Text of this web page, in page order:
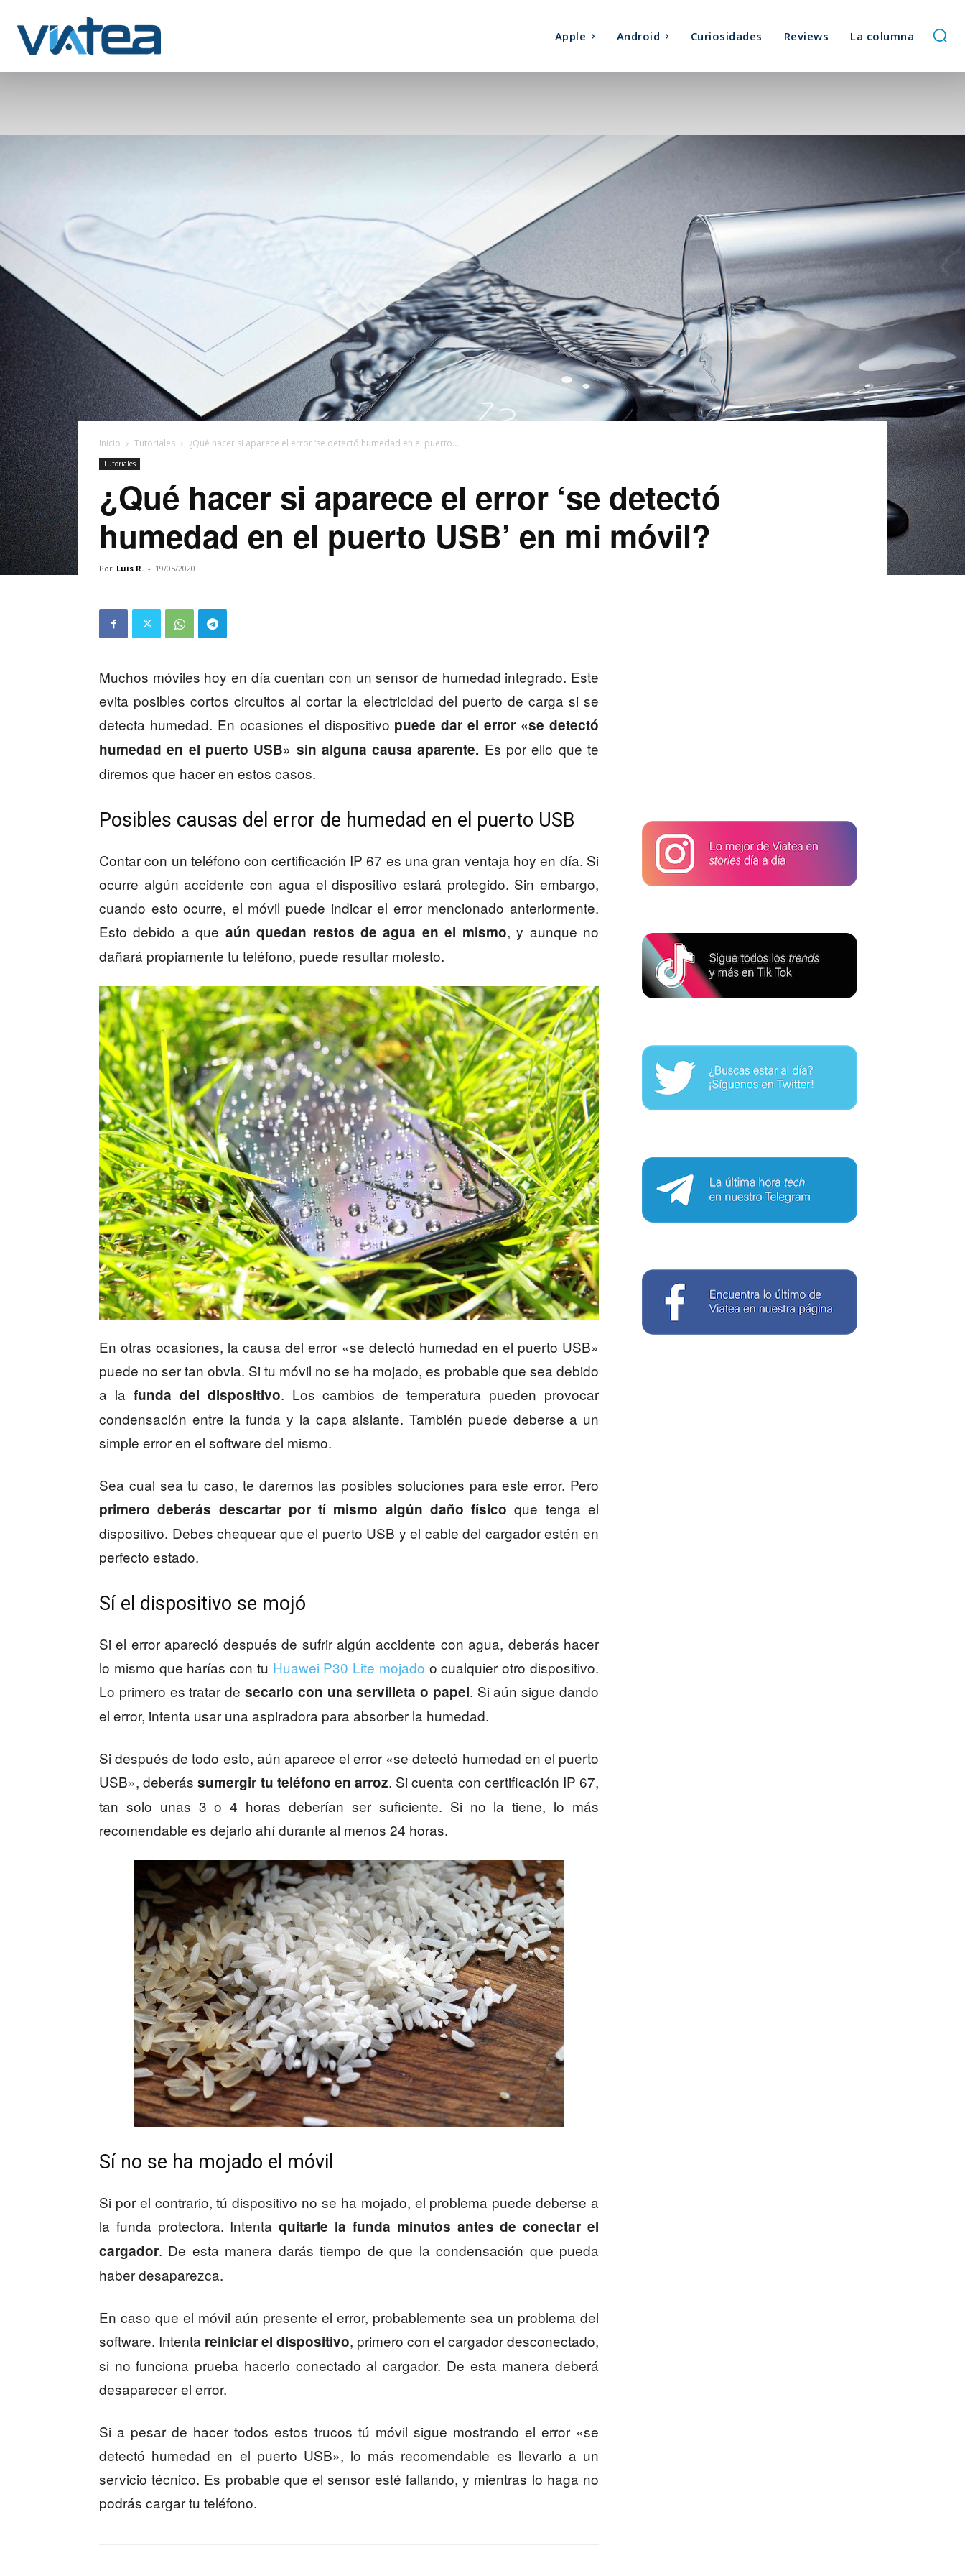
Apple Android Curiosidades Reviews La columna
Inicio Tutoriales ¿Qué hacer si aparece el error ‘se detectó humedad en el puerto...
Tutoriales
¿Qué hacer si aparece el error ‘se detectó
humedad en el puerto USB’ en mi móvil?
Por Luis R. - 19/05/2020
Muchos móviles hoy en día cuentan con un sensor de humedad integrado. Este
evita posibles cortos circuitos al cortar la electricidad del puerto de carga si se
detecta humedad. En ocasiones el dispositivo puede dar el error «se detectó
humedad en el puerto USB» sin alguna causa aparente. Es por ello que te
diremos que hacer en estos casos.
Posibles causas del error de humedad en el puerto USB
Contar con un teléfono con certificación IP 67 es una gran ventaja hoy en día. Si
ocurre algún accidente con agua el dispositivo estará protegido. Sin embargo,
cuando esto ocurre, el móvil puede indicar el error mencionado anteriormente.
Esto debido a que aún quedan restos de agua en el mismo, y aunque no
dañará propiamente tu teléfono, puede resultar molesto.
En otras ocasiones, la causa del error «se detectó humedad en el puerto USB»
puede no ser tan obvia. Si tu móvil no se ha mojado, es probable que sea debido
a la funda del dispositivo. Los cambios de temperatura pueden provocar
condensación entre la funda y la capa aislante. También puede deberse a un
simple error en el software del mismo.
Sea cual sea tu caso, te daremos las posibles soluciones para este error. Pero
primero deberás descartar por tí mismo algún daño físico que tenga el
dispositivo. Debes chequear que el puerto USB y el cable del cargador estén en
perfecto estado.
Sí el dispositivo se mojó
Si el error apareció después de sufrir algún accidente con agua, deberás hacer
lo mismo que harías con tu Huawei P30 Lite mojado o cualquier otro dispositivo.
Lo primero es tratar de secarlo con una servilleta o papel. Si aún sigue dando
el error, intenta usar una aspiradora para absorber la humedad.
Si después de todo esto, aún aparece el error «se detectó humedad en el puerto
USB», deberássumergir tu teléfono en arroz. Si cuenta con certificación IP 67,
tan solo unas 3 o 4 horas deberían ser suficiente. Si no la tiene, lo más
recomendable es dejarlo ahí durante al menos 24 horas.
Sí no se ha mojado el móvil
Si por el contrario, tú dispositivo no se ha mojado, el problema puede deberse a
la funda protectora. Intentaquitarle la funda minutos antes de conectar el
cargador. De esta manera darás tiempo de que la condensación que pueda
haber desaparezca.
En caso que el móvil aún presente el error, probablemente sea un problema del
software. Intenta reiniciar el dispositivo, primero con el cargador desconectado,
si no funciona prueba hacerlo conectado al cargador. De esta manera deberá
desaparecer el error.
Si a pesar de hacer todos estos trucos tú móvil sigue mostrando el error «se
detectó humedad en el puerto USB», lo más recomendable es llevarlo a un
servicio técnico. Es probable que el sensor esté fallando, y mientras lo haga no
podrás cargar tu teléfono.